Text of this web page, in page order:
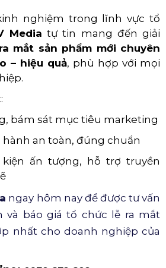
nghiệm trong lĩnh vực tổ
Media tự tin mang đến giải
mắt sản phẩm mới chuyên
– hiệu quả, phù hợp với mọi
bám sát mục tiêu marketing
hành an toàn, đúng chuẩn
ấn tượng, hỗ trợ truyền
ngay hôm nay để được tư vấn
và báo giá tổ chức lễ ra mắt
nhất cho doanh nghiệp của